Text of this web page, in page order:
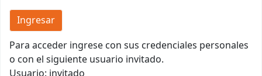
Para acceder ingrese con sus credenciales personales
o con el siguiente usuario invitado.